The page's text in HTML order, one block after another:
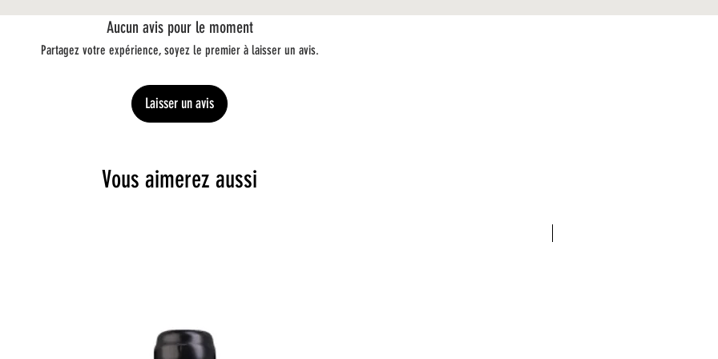
alternatives à la lutte chimique
Aucun avis pour le moment
Partagez votre expérience, soyez le premier à laisser un avis.
Laisser un avis
Vous aimerez aussi